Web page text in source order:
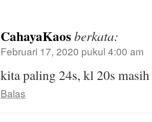
CahayaKaosberkata:
Februari 17, 2020 pukul 4:00 am
kita paling 24s, kl 20s
Balas